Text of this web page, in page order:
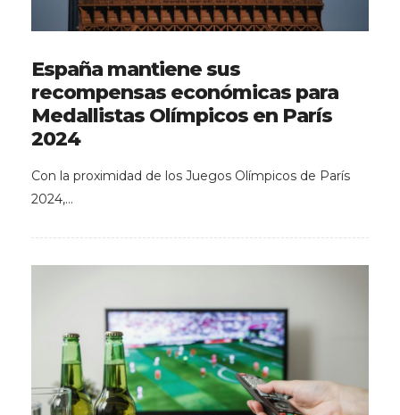
España mantiene sus
recompensas económicas para
Medallistas Olímpicos en París
2024
Con la proximidad de los Juegos Olímpicos de París
2024,…